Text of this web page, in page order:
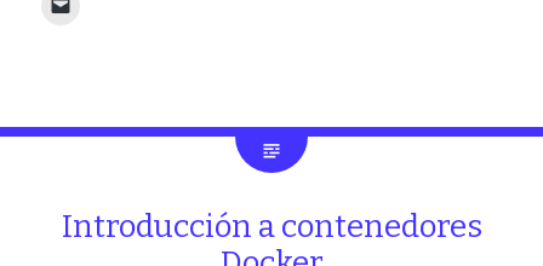
Introducción a contenedores